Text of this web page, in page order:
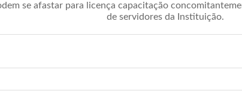
se afastar para licença capacitação
de servidores da Instituição.